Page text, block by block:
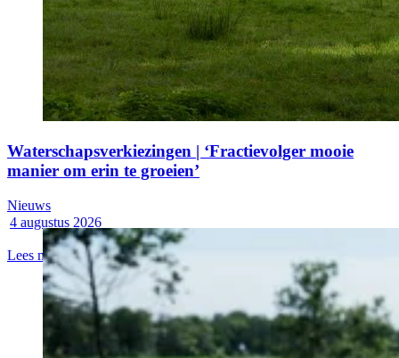
Waterschapsverkiezingen | ‘Fractievolger mooie
manier om erin te groeien’
4 augustus 2026
Lees meer
Nieuws